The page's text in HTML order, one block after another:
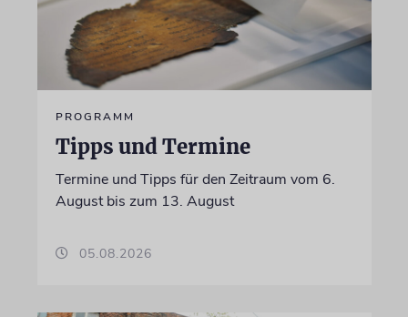
PROGRAMM
Tipps und Termine
Termine und Tipps für den Zeitraum vom 6.
August bis zum 13. August
05.08.2026